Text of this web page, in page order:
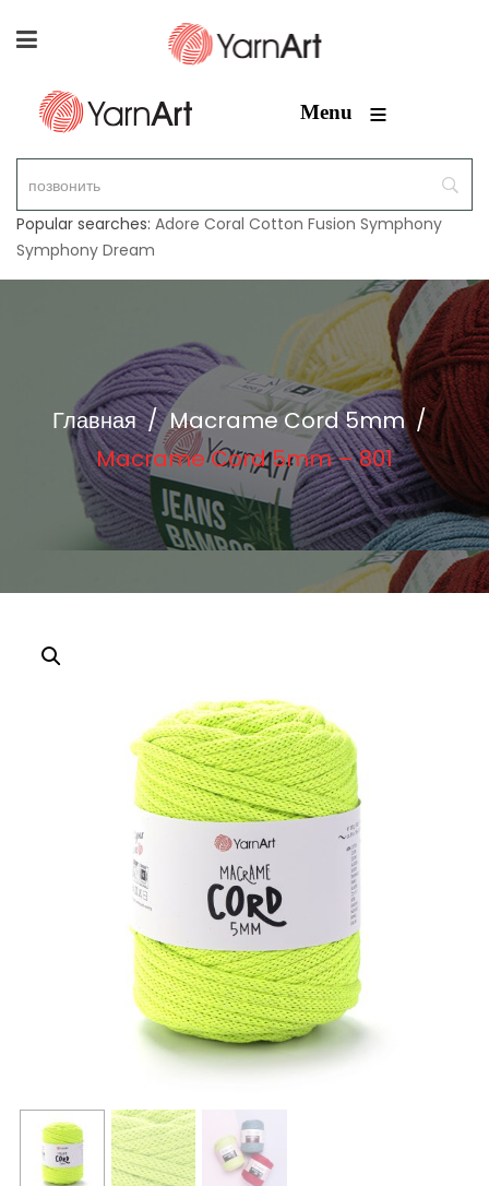
Menu ≡
Popular searches: Adore Coral Cotton Fusion Symphony
Symphony Dream
Главная / Macrame Cord 5mm /
Macrame Cord 5mm – 801